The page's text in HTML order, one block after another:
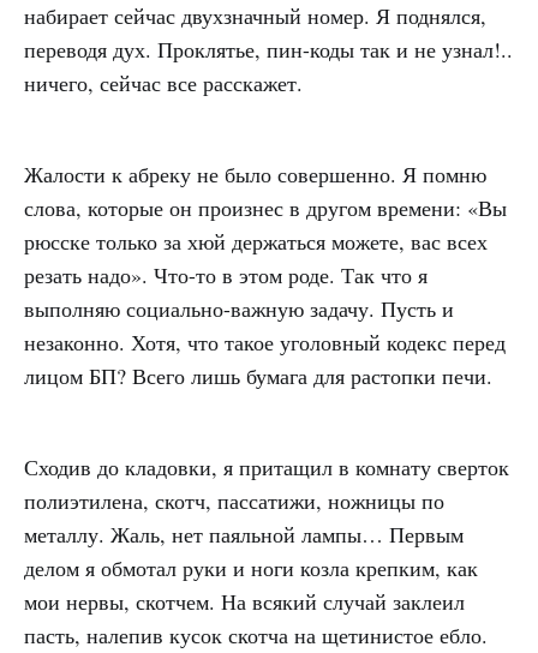
набирает сейчас двухзначный номер. Я поднялся,
переводя дух. Проклятье, пин-коды так и не узнал!..
ничего, сейчас все расскажет.
Жалости к абреку не было совершенно. Я помню
слова, которые он произнес в другом времени: «Вы
рюсске только за хюй держаться можете, вас всех
резать надо». Что-то в этом роде. Так что я
выполняю социально-важную задачу. Пусть и
незаконно. Хотя, что такое уголовный кодекс перед
лицом БП? Всего лишь бумага для растопки печи.
Сходив до кладовки, я притащил в комнату сверток
полиэтилена, скотч, пассатижи, ножницы по
металлу. Жаль, нет паяльной лампы… Первым
делом я обмотал руки и ноги козла крепким, как
мои нервы, скотчем. На всякий случай заклеил
пасть, налепив кусок скотча на щетинистое ебло.